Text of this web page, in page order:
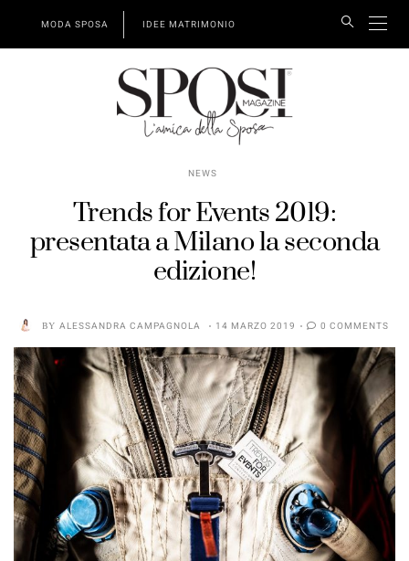
MODA SPOSA IDEE MATRIMONIO
NEWS
Trends for Events 2019:
presentata a Milano la seconda
edizione!
BY ALESSANDRA CAMPAGNOLA 14 MARZO 2019 0 COMMENTS